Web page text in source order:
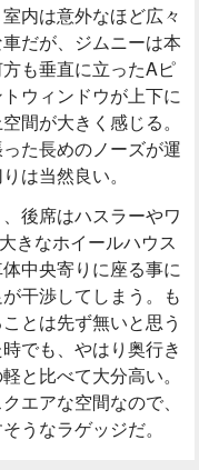
内は意外なほど広々
だが、ジムニーは本
も垂直に立ったAピ
ウィンドウが上下に
間が大きく感じる。
た長めのノーズが運
は当然良い。
後席はハスラーやワ
きなホイールハウス
中央寄りに座る事に
干渉してしまう。も
とは先ず無いと思う
でも、やはり奥行き
と比べて大分高い。
エアな空間なので、
うなラゲッジだ。